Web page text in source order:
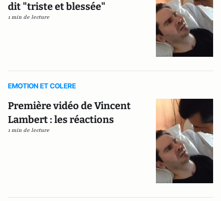
dit "triste et blessée"
1 min de lecture
EMOTION ET COLERE
Première vidéo de Vincent
Lambert : les réactions
1 min de lecture